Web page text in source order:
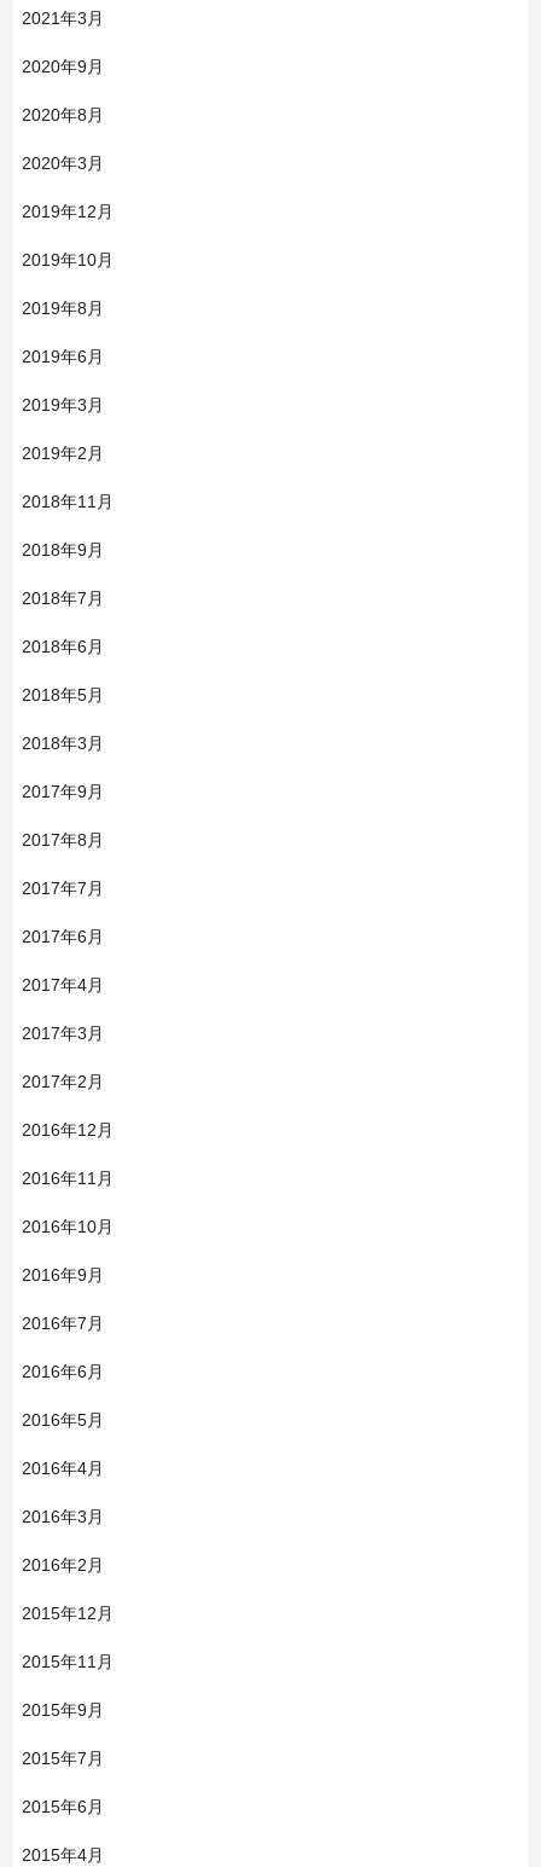
2021年3月
2020年9月
2020年8月
2020年3月
2019年12月
2019年10月
2019年8月
2019年6月
2019年3月
2019年2月
2018年11月
2018年9月
2018年7月
2018年6月
2018年5月
2018年3月
2017年9月
2017年8月
2017年7月
2017年6月
2017年4月
2017年3月
2017年2月
2016年12月
2016年11月
2016年10月
2016年9月
2016年7月
2016年6月
2016年5月
2016年4月
2016年3月
2016年2月
2015年12月
2015年11月
2015年9月
2015年7月
2015年6月
2015年4月